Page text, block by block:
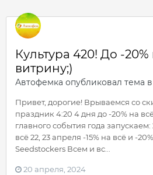
Культура 420! До -
витрину;)
Автофемка опубликовал тема в
Привет, дорогие! Врываемся со
праздник 4:20 4 дня до -20% на
главного события года запускаем:
всё 22, 23 апреля -15% на всё и -
Seedstockers Всем и вс...
20 апреля, 2024